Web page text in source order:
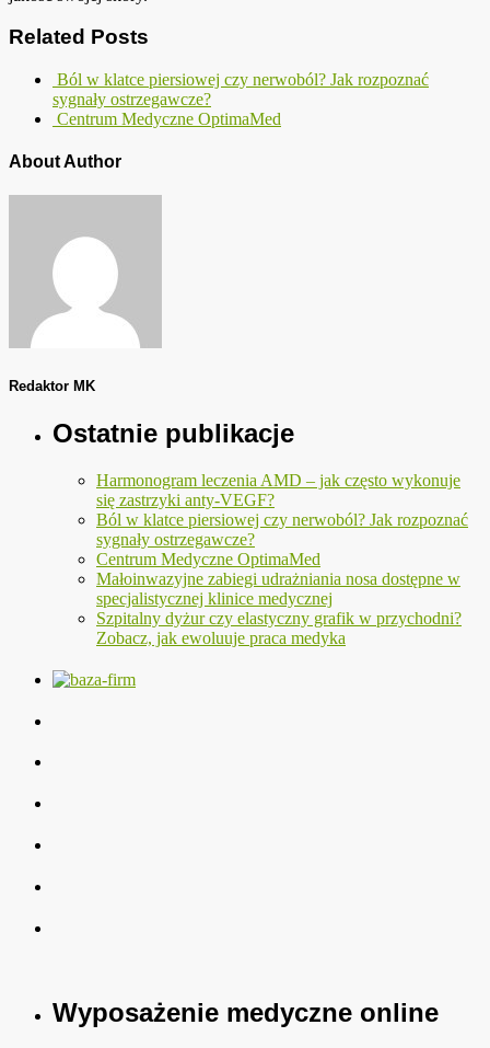
Related Posts
Ból w klatce piersiowej czy nerwoból? Jak rozpoznać
sygnały ostrzegawcze?
Centrum Medyczne OptimaMed
About Author
Redaktor MK
Ostatnie publikacje
Harmonogram leczenia AMD – jak często wykonuje
się zastrzyki anty-VEGF?
Ból w klatce piersiowej czy nerwoból? Jak rozpoznać
sygnały ostrzegawcze?
Centrum Medyczne OptimaMed
Małoinwazyjne zabiegi udrażniania nosa dostępne w
specjalistycznej klinice medycznej
Szpitalny dyżur czy elastyczny grafik w przychodni?
Zobacz, jak ewoluuje praca medyka
Wyposażenie medyczne online